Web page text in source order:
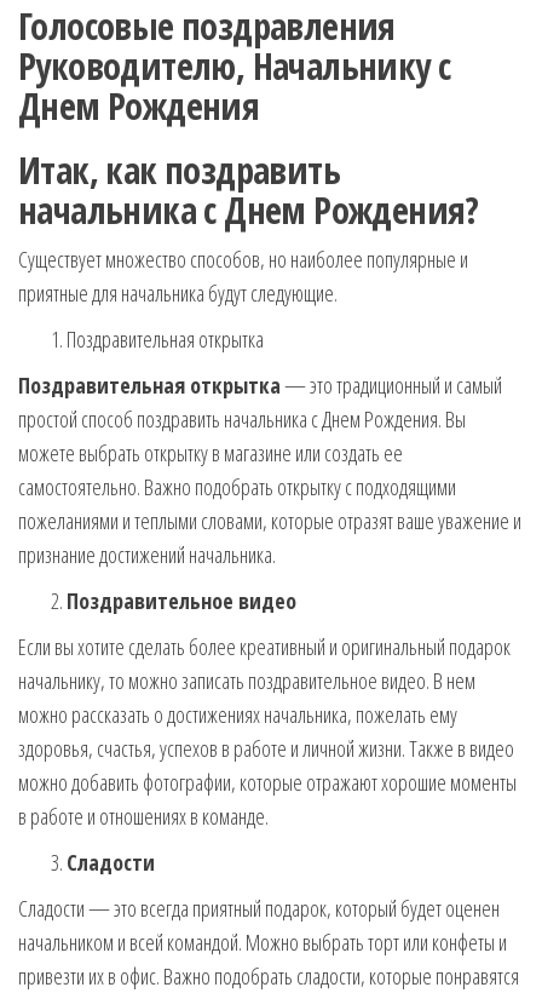
Голосовые поздравления
Руководителю, Начальнику с
Днем Рождения
Итак, как поздравить
начальника с Днем Рождения?
Существует множество способов, но наиболее популярные и
приятные для начальника будут следующие.
Поздравительная открытка
Поздравительная открытка— это традиционный и самый
простой способ поздравить начальника с Днем Рождения. Вы
можете выбрать открытку в магазине или создать ее
самостоятельно. Важно подобрать открытку с подходящими
пожеланиями и теплыми словами, которые отразят ваше уважение и
признание достижений начальника.
Поздравительное видео
Если вы хотите сделать более креативный и оригинальный подарок
начальнику, то можно записать поздравительное видео. В нем
можно рассказать о достижениях начальника, пожелать ему
здоровья, счастья, успехов в работе и личной жизни. Также в видео
можно добавить фотографии, которые отражают хорошие моменты
в работе и отношениях в команде.
Сладости
Сладости — это всегда приятный подарок, который будет оценен
начальником и всей командой. Можно выбрать торт или конфеты и
привезти их в офис. Важно подобрать сладости, которые понравятся